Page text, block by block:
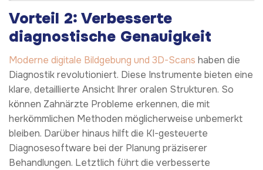
Vorteil 2: Verbesserte
diagnostische Genauigkeit
Moderne digitale Bildgebung und 3D-Scans haben die
Diagnostik revolutioniert. Diese Instrumente bieten eine
klare, detaillierte Ansicht Ihrer oralen Strukturen. So
können Zahnärzte Probleme erkennen, die mit
herkömmlichen Methoden möglicherweise unbemerkt
bleiben. Darüber hinaus hilft die KI-gesteuerte
Diagnosesoftware bei der Planung präziserer
Behandlungen. Letztlich führt die verbesserte